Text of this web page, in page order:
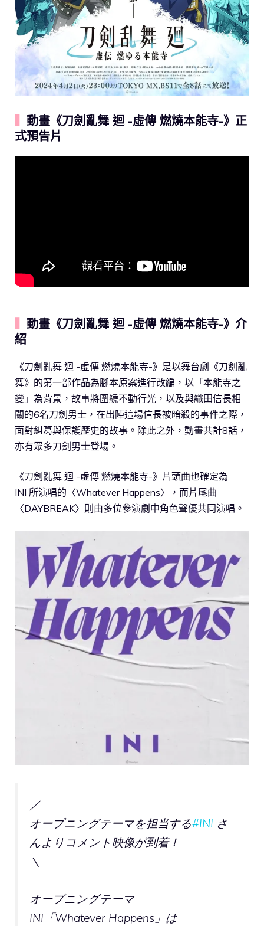
動畫《刀劍亂舞 迴 -虛傳 燃燒本能寺-》正
式預告片
動畫《刀劍亂舞 迴 -虛傳 燃燒本能寺-》介
紹
《刀劍亂舞 迴 -虛傳 燃燒本能寺-》是以舞台劇《刀劍亂
舞》的第一部作品為腳本原案進行改編，以「本能寺之
變」為背景，故事將圍繞不動行光，以及與織田信長相
關的6名刀劍男士，在出陣這場信長被暗殺的事件之際，
面對糾葛與保護歷史的故事。除此之外，動畫共計8話，
亦有眾多刀劍男士登場。
《刀劍亂舞 迴 -虛傳 燃燒本能寺-》片頭曲也確定為
INI 所演唱的〈Whatever Happens〉，而片尾曲
〈DAYBREAK〉則由多位參演劇中角色聲優共同演唱。
／
オープニングテーマを担当する#INI さ
んよりコメント映像が到着！
＼
オープニングテーマ
INI「Whatever Happens」は